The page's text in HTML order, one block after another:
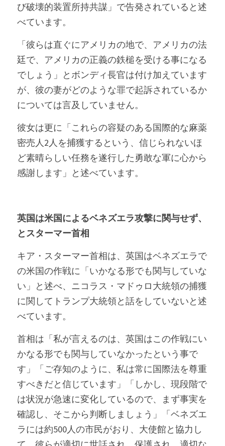
び破壊的装置所持共謀」で告発されていると述
べています。
「彼らは直ぐにアメリカの地で、アメリカの法
廷で、アメリカの正義の鉄槌を受ける事になる
でしょう」とボンディ長官は付け加えています
が、彼の妻がどのような罪で起訴されているか
については言及していません。
彼女は更に「これらの容疑のある国際的な麻薬
密売人2人を捕獲するという、信じられないほ
ど素晴らしい任務を遂行した勇敢な軍に心から
感謝します」と述べています。
英国は米国によるベネズエラ攻撃に関与せず、
とスターマー首相
キア・スターマー首相は、英国はベネズエラで
の米国の作戦に「いかなる形でも関与していな
い」と述べ、ニコラス・マドゥロ大統領の捕獲
に関してトランプ大統領と話をしていないと述
べています。
首相は「私が言えるのは、英国はこの作戦にい
かなる形でも関与していなかったという事で
す」「ご存知のように、私は常に国際法を尊重
すべきだと信じています」「しかし、現段階で
は状況が急速に変化しているので、まず事実を
確認し、そこから判断しましょう」「ベネズエ
ラには約500人の市民がおり、大使館と協力し